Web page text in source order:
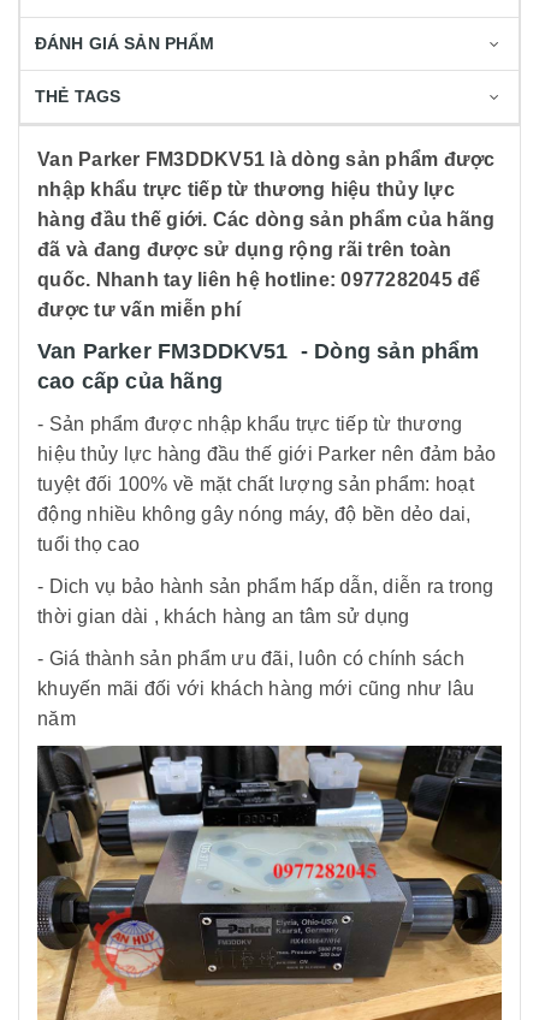
ĐÁNH GIÁ SẢN PHẨM
THẺ TAGS
Van Parker FM3DDKV51 là dòng sản phẩm được
nhập khẩu trực tiếp từ thương hiệu thủy lực
hàng đầu thế giới. Các dòng sản phẩm của hãng
đã và đang được sử dụng rộng rãi trên toàn
quốc. Nhanh tay liên hệ hotline: 0977282045 để
được tư vấn miễn phí
Van Parker FM3DDKV51 - Dòng sản phẩm
cao cấp của hãng
- Sản phẩm được nhập khẩu trực tiếp từ thương
hiệu thủy lực hàng đầu thế giới Parker nên đảm bảo
tuyệt đối 100% về mặt chất lượng sản phẩm: hoạt
động nhiều không gây nóng máy, độ bền dẻo dai,
tuổi thọ cao
- Dich vụ bảo hành sản phẩm hấp dẫn, diễn ra trong
thời gian dài , khách hàng an tâm sử dụng
- Giá thành sản phẩm ưu đãi, luôn có chính sách
khuyến mãi đối với khách hàng mới cũng như lâu
năm